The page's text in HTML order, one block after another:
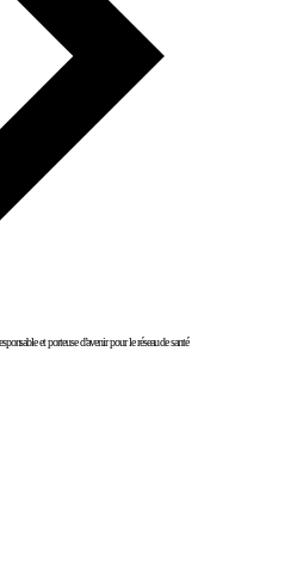
et porteuse d’avenir pour le réseau de santé